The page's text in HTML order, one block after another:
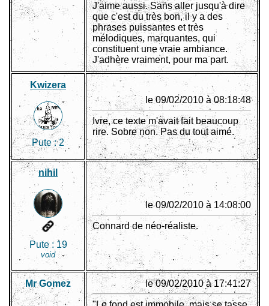
J'aime aussi. Sans aller jusqu'à dire
que c'est du très bon, il y a des
phrases puissantes et très
mélodiques, marquantes, qui
constituent une vraie ambiance.
J'adhère vraiment, pour ma part.
Kwizera
Pute :2
le 09/02/2010 à 08:18:48
Ivre, ce texte m'avait fait beaucoup
rire. Sobre non. Pas du tout aimé.
nihil
Pute : 19
void
le 09/02/2010 à 14:08:00
Connard de néo-réaliste.
Mr Gomez le 09/02/2010 à 17:41:27